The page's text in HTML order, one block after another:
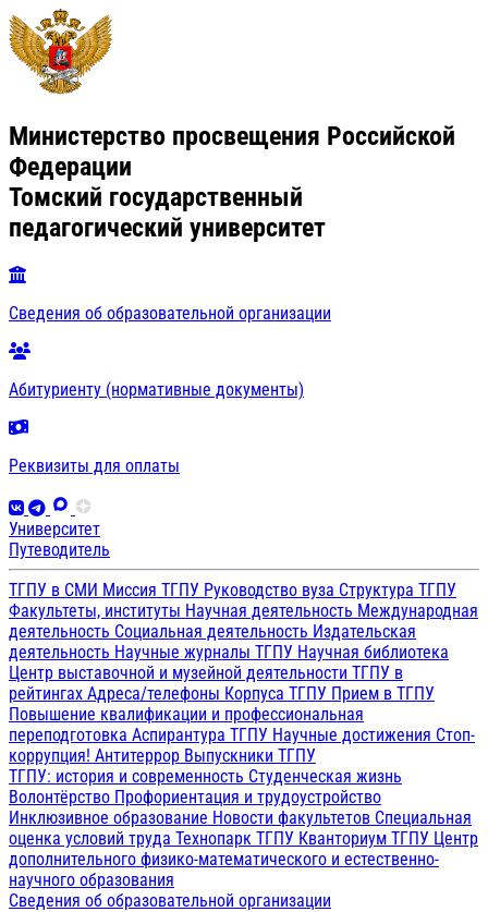
Министерство просвещения Российской
Федерации
Томский государственный
педагогический университет
Сведения об образовательной организации
Абитуриенту (нормативные документы)
Реквизиты для оплаты
Университет
Путеводитель
ТГПУ в СМИ Миссия ТГПУ Руководство вуза Структура ТГПУ
Факультеты, институты Научная деятельность Международная
деятельность Социальная деятельность Издательская
деятельность Научные журналы ТГПУ Научная библиотека
Центр выставочной и музейной деятельности ТГПУ в
рейтингах Адреса/телефоны Корпуса ТГПУ Прием в ТГПУ
Повышение квалификации и профессиональная
переподготовка Аспирантура ТГПУ Научные достижения Стоп-
коррупция! Антитеррор Выпускники ТГПУ
ТГПУ: история и современность Студенческая жизнь
Волонтёрство Профориентация и трудоустройство
Инклюзивное образование Новости факультетов Специальная
оценка условий труда Технопарк ТГПУ Кванториум ТГПУ Центр
дополнительного физико-математического и естественно-
научного образования
Сведения об образовательной организации